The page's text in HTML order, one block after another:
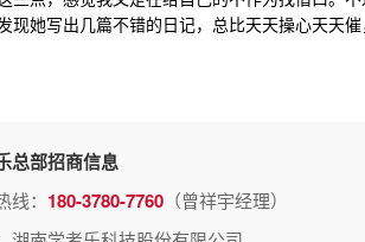
现她写出几篇不错的日记，总比天天操心天天催
总部招商信息
线： 180-3780-7760 （曾祥宇经理）